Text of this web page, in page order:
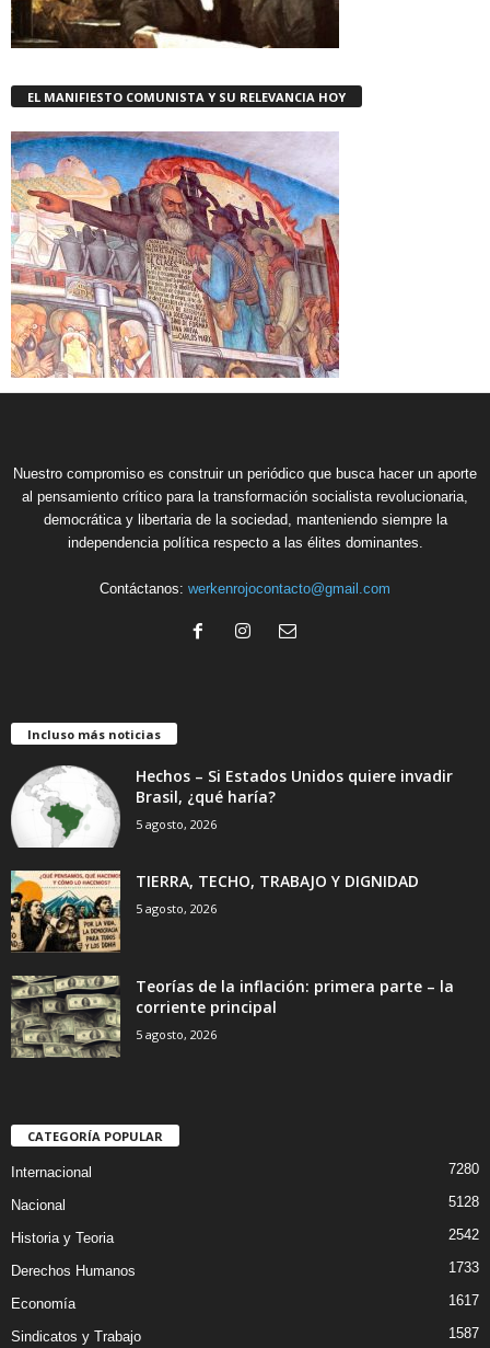
EL MANIFIESTO COMUNISTA Y SU RELEVANCIA HOY
Nuestro compromiso es construir un periódico que busca hacer un aporte
al pensamiento crítico para la transformación socialista revolucionaria,
democrática y libertaria de la sociedad, manteniendo siempre la
independencia política respecto a las élites dominantes.
Contáctanos: werkenrojocontacto@gmail.com
Incluso más noticias
Hechos – Si Estados Unidos quiere invadir
Brasil, ¿qué haría?
5 agosto, 2026
TIERRA, TECHO, TRABAJO Y DIGNIDAD
5 agosto, 2026
Teorías de la inflación: primera parte – la
corriente principal
5 agosto, 2026
CATEGORÍA POPULAR
Internacional 7280
Nacional 5128
Historia y Teoria 2542
Derechos Humanos 1733
Economía 1617
Sindicatos y Trabajo 1587